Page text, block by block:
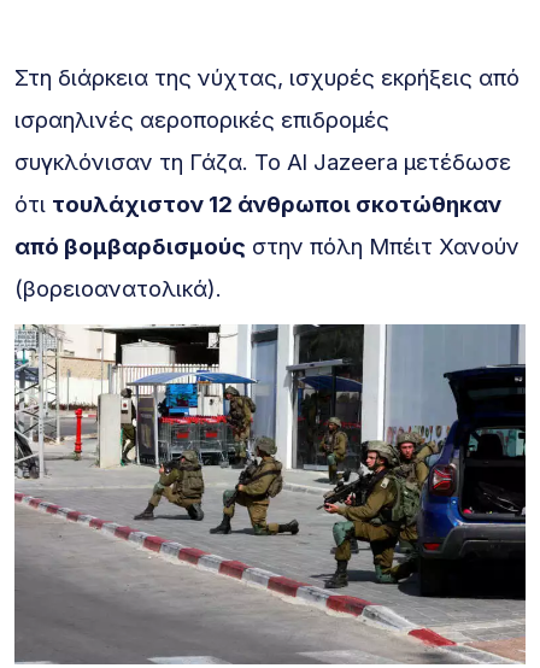
Στη διάρκεια της νύχτας, ισχυρές εκρήξεις από
ισραηλινές αεροπορικές επιδρομές
συγκλόνισαν τη Γάζα. Το Al Jazeera μετέδωσε
ότι τουλάχιστον 12 άνθρωποι σκοτώθηκαν
από βομβαρδισμούς στην πόλη Μπέιτ Χανούν
(βορειοανατολικά).